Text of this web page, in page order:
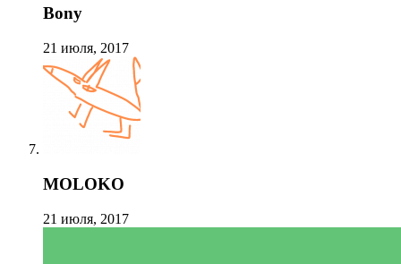
Bony
21 июля, 2017
MOLOKO
21 июля, 2017